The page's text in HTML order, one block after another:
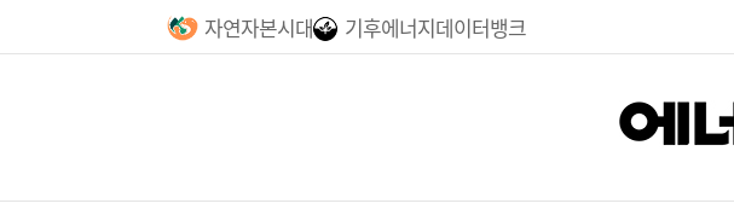
자연자본시대 기후에너지데이터뱅크